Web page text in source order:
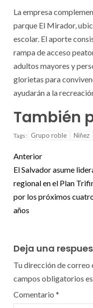
La empresa
parque El Mirador,
escolar. El aporte
rampa de acceso
adultos mayores y
glorietas para
ayudarán a la
También
Tags: Grupo roble Niñez
Anterior
El Salvador asume
regional en el Plan
por los próximos
años
Deja una
Tu dirección de correo
campos obligatorios
Comentario *